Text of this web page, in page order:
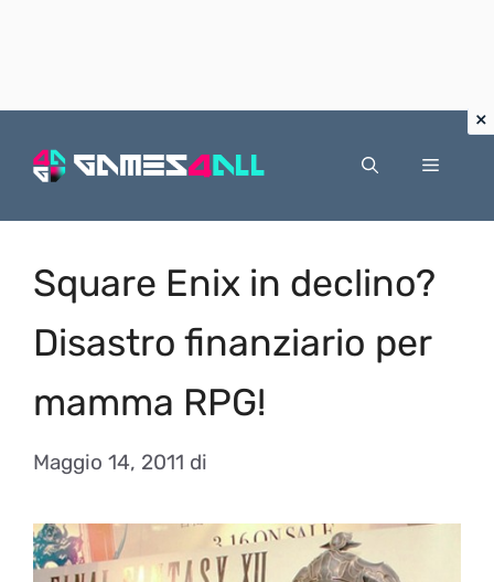
Menu
Square Enix in declino?
Disastro finanziario per
mamma RPG!
Maggio 14, 2011 di